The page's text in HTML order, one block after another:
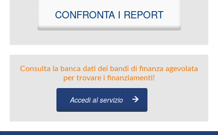
CONFRONTA I REPORT
Consulta la banca dati dei bandi di finanza agevolata
per trovare i finanziamenti!
Accedi al servizio